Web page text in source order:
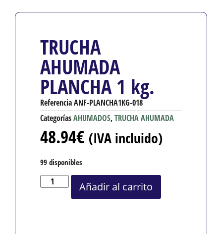
TRUCHA
AHUMADA
PLANCHA 1 kg.
ReferenciaANF-PLANCHA1KG-018
CategoríasAHUMADOS,TRUCHA AHUMADA
48.94€ (IVA incluido)
99 disponibles
Añadir al carrito